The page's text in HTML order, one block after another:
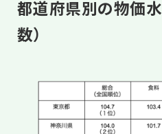
都道府県別の物価
数）